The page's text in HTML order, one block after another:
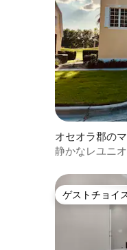
オセオラ郡の
パート
静かなレユニ
ゲストチョイ
ゲストチョイ